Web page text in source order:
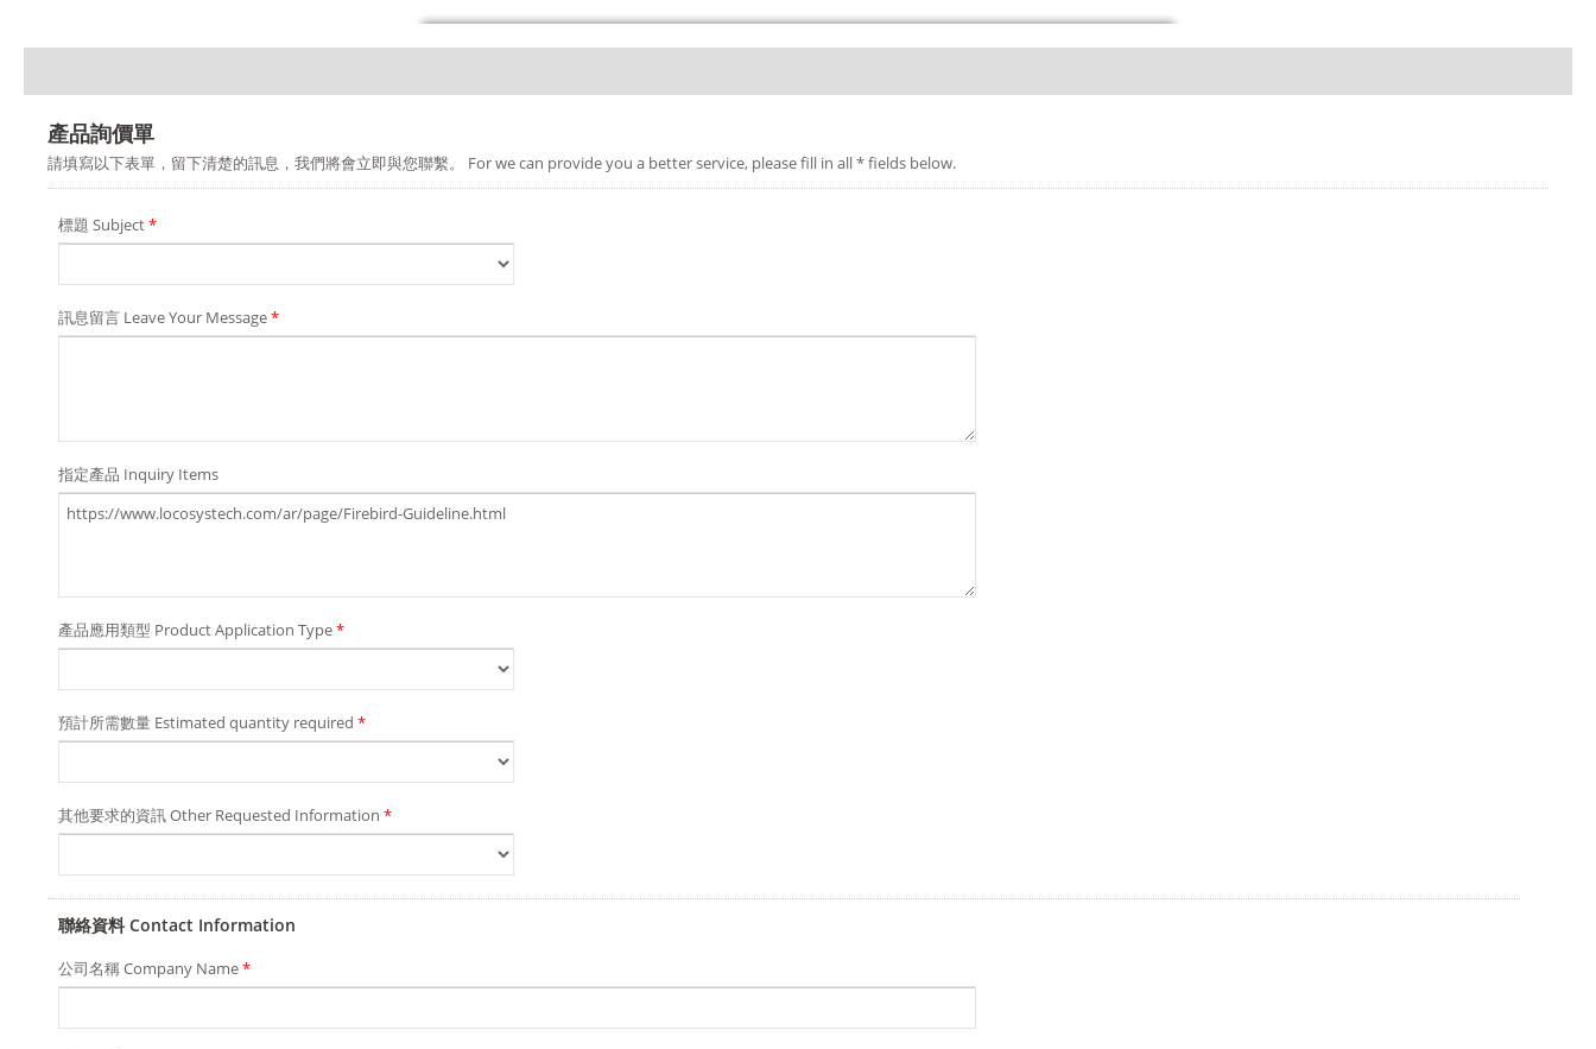
產品詢價單
請填寫以下表單，留下清楚的訊息，我們將會立即與您聯繫。 For we can provide you a better service, please fill in all * fields below.
標題 Subject*
訊息留言 Leave Your Message*
指定產品 Inquiry Items
產品應用類型 Product Application Type*
預計所需數量 Estimated quantity required *
其他要求的資訊 Other Requested Information *
聯絡資料 Contact Information
公司名稱 Company Name*